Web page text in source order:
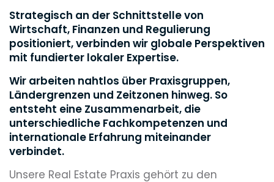
Strategisch an der Schnittstelle von
Wirtschaft, Finanzen und Regulierung
positioniert, verbinden wir globale Perspektiven
mit fundierter lokaler Expertise.
Wir arbeiten nahtlos über Praxisgruppen,
Ländergrenzen und Zeitzonen hinweg. So
entsteht eine Zusammenarbeit, die
unterschiedliche Fachkompetenzen und
internationale Erfahrung miteinander
verbindet.
Unsere Real Estate Praxis gehört zu den